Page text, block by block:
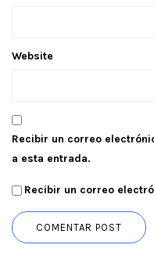
Website
Recibir un correo
a esta entrada.
Recibir un correo